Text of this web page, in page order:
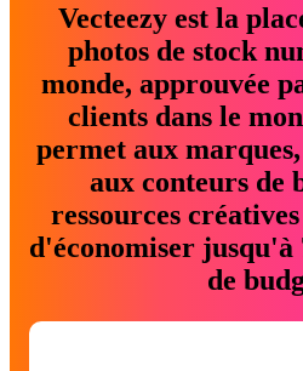
Vecteezy est la
photos de stock
monde, approuvée
clients dans le
permet aux
aux conteurs de
ressources
d'économiser jusqu'à
de